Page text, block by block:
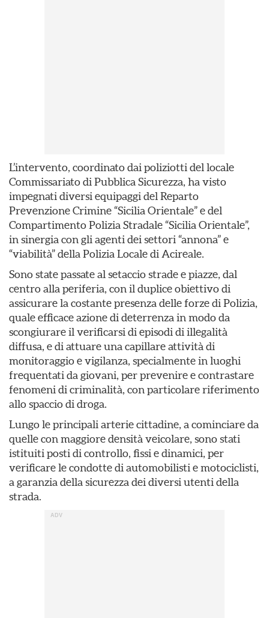
L’intervento, coordinato dai poliziotti del locale
Commissariato di Pubblica Sicurezza, ha visto
impegnati diversi equipaggi del Reparto
Prevenzione Crimine “Sicilia Orientale” e del
Compartimento Polizia Stradale “Sicilia Orientale”,
in sinergia con gli agenti dei settori “annona” e
“viabilità” della Polizia Locale di Acireale.
Sono state passate al setaccio strade e piazze, dal
centro alla periferia, con il duplice obiettivo di
assicurare la costante presenza delle forze di Polizia,
quale efficace azione di deterrenza in modo da
scongiurare il verificarsi di episodi di illegalità
diffusa, e di attuare una capillare attività di
monitoraggio e vigilanza, specialmente in luoghi
frequentati da giovani, per prevenire e contrastare
fenomeni di criminalità, con particolare riferimento
allo spaccio di droga.
Lungo le principali arterie cittadine, a cominciare da
quelle con maggiore densità veicolare, sono stati
istituiti posti di controllo, fissi e dinamici, per
verificare le condotte di automobilisti e motociclisti,
a garanzia della sicurezza dei diversi utenti della
strada.